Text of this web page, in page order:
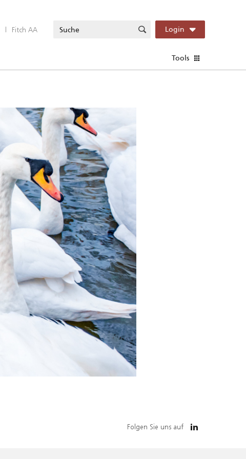
| Fitch AA Login
Tools
Folgen Sie uns auf